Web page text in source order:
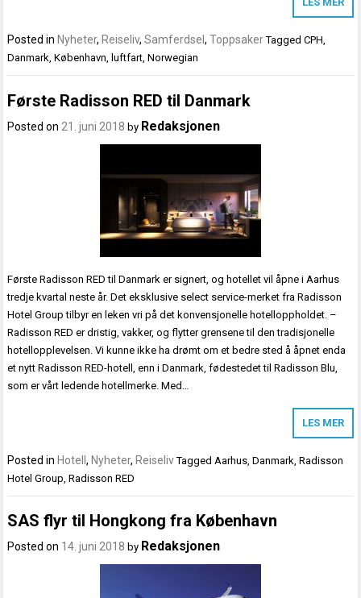
Posted in Nyheter, Reiseliv,Samferdsel,Toppsaker TaggedCPH,
Danmark,København, luftfart,Norwegian
Første Radisson RED til Danmark
Posted on 21. juni 2018 by Redaksjonen
Første Radisson RED til Danmark er signert, og hotellet vil åpne i Aarhus
tredje kvartal neste år. Det eksklusive select service-merket fra Radisson
Hotel Group tilbyr en leken vri på det konvensjonelle hotelloppholdet. –
Radisson RED er dristig, vakker, og flytter grensene til den tradisjonelle
hotellopplevelsen. Vi kunne ikke ha drømt om et bedre sted å åpnet enda
et nytt Radisson RED-hotell, enn i Danmark, fødestedet til Radisson Blu,
som er vårt ledende hotellmerke. Med…
LES MER
Posted in Hotell, Nyheter, Reiseliv Tagged Aarhus ,Danmark ,Radisson
Hotel Group ,Radisson RED
SAS flyr til Hongkong fra København
Posted on 14. juni 2018 by Redaksjonen